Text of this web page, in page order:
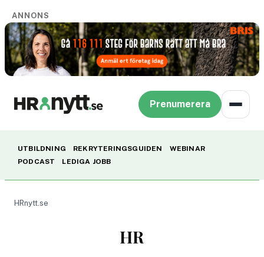
ANNONS
Prenumerera
UTBILDNING REKRYTERINGSGUIDEN
WEBINAR
PODCAST
LEDIGA JOBB
HRnytt.se
HR